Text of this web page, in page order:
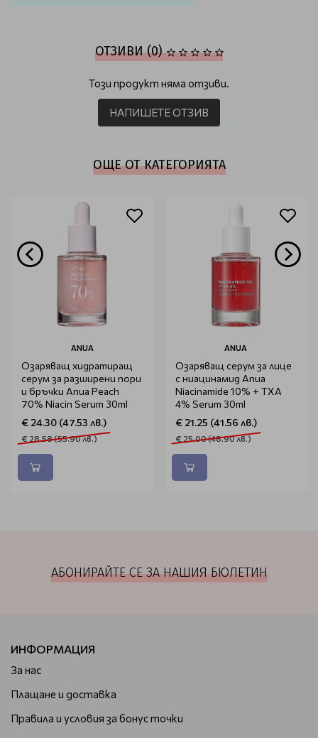
ОТЗИВИ (0)
Този продукт няма отзиви.
НАПИШЕТЕ ОТЗИВ
ОЩЕ ОТ КАТЕГОРИЯТА
ANUA
Озаряващ хидратиращ
серум за разширени пори
и бръчки Anua Peach
70% Niacin Serum 30ml
€ 24.30 (47.53 лв.)
€ 28.58 (55.90 лв.)
ANUA
Озаряващ серум за лице
с ниацинамид Anua
Niacinamide 10% + TXA
4% Serum 30ml
€ 21.25 (41.56 лв.)
€ 25.00 (48.90 лв.)
АБОНИРАЙТЕ СЕ ЗА НАШИЯ БЮЛЕТИН
ИНФОРМАЦИЯ
За нас
Плащане и доставка
Правила и условия за бонус точки